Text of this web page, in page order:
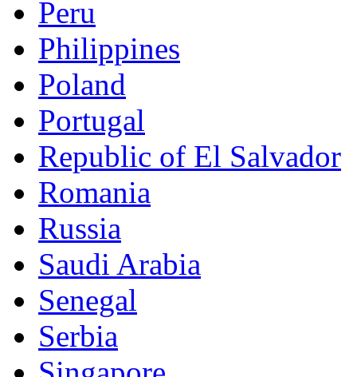
Peru
Philippines
Poland
Portugal
Republic of El Salvador
Romania
Russia
Saudi Arabia
Senegal
Serbia